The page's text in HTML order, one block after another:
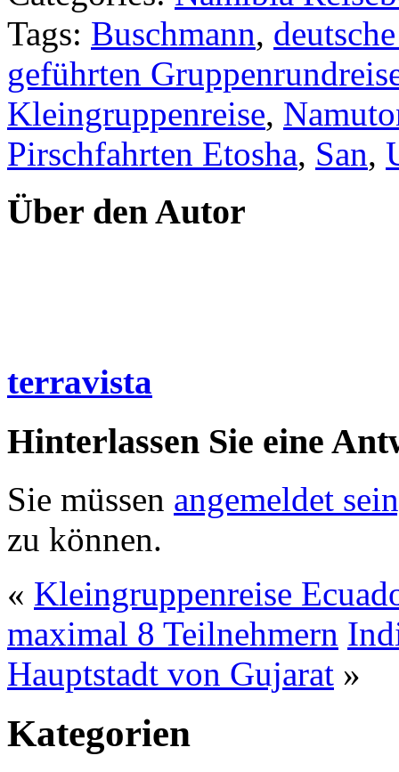
Tags: Buschmann,
geführten
Kleingruppenreise,
Pirschfahrten Etosha, San,
Über den Autor
terravista
Hinterlassen Sie eine
Sie müssen angemeldet
zu können.
« Kleingruppenreise
maximal 8 Teilnehmern
Hauptstadt von Gujarat »
Kategorien